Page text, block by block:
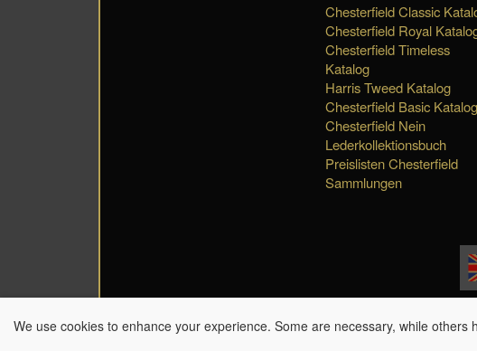
Chesterfield Classic
Chesterfield Royal
Chesterfield Timeless
Katalog
Harris Tweed Katalog
Chesterfield Basic Katalog
Chesterfield Nein
Lederkollektionsbuch
Preislisten Chesterfield
Sammlungen
Terms and conditions / Algemene voorwaarden / Allgemeine
We use cookies to enhance your experience. Some are necessary, while